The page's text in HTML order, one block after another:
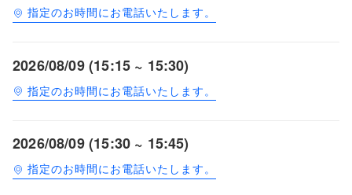
指定のお時間にお電話いたします。
2026/08/09 (15:15 ~ 15:30)
指定のお時間にお電話いたします。
2026/08/09 (15:30 ~ 15:45)
指定のお時間にお電話いたします。